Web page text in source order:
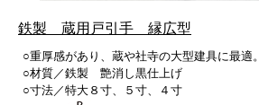
鉄製 蔵用戸引手 縁広型
○重厚感があり、蔵や社寺の大型建具に最適。
○材質／鉄製 艶消し黒仕上げ
○寸法／特大８寸、５寸、４寸